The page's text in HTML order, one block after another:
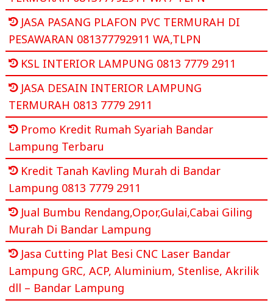
JASA PASANG PLAFON PVC TERMURAH DI
PESAWARAN 081377792911 WA,TLPN
KSL INTERIOR LAMPUNG 0813 7779 2911
JASA DESAIN INTERIOR LAMPUNG
TERMURAH 0813 7779 2911
Promo Kredit Rumah Syariah Bandar
Lampung Terbaru
Kredit Tanah Kavling Murah di Bandar
Lampung 0813 7779 2911
Jual Bumbu Rendang,Opor,Gulai,Cabai Giling
Murah Di Bandar Lampung
Jasa Cutting Plat Besi CNC Laser Bandar
Lampung GRC, ACP, Aluminium, Stenlise, Akrilik
dll – Bandar Lampung